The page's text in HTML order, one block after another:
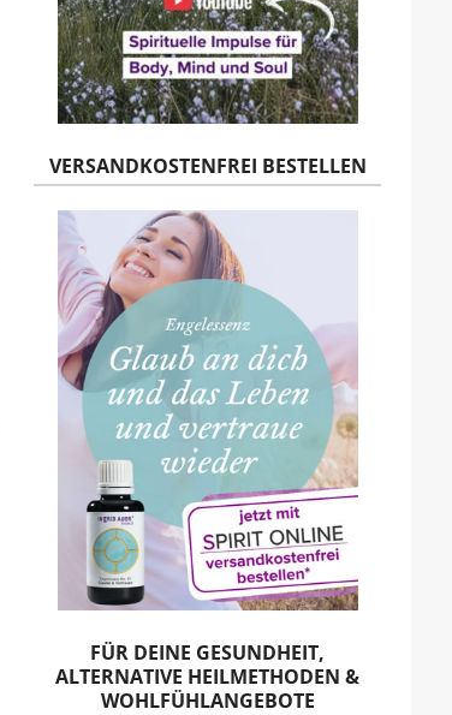
VERSANDKOSTENFREI BESTELLEN
FÜR DEINE GESUNDHEIT,
ALTERNATIVE HEILMETHODEN &
WOHLFÜHLANGEBOTE